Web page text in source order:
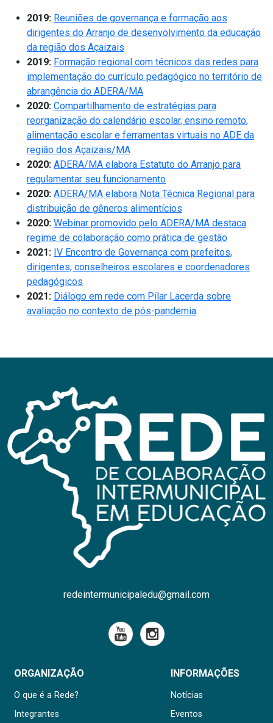
2019: Reuniões de governança e formação aos
dirigentes do Arranjo de desenvolvimento da educação
da região dos Açaizais
2019: Formação regional com técnicos das redes para
implementação do currículo pedagógico no território de
abrangência do ADERA/MA
2020: Compartilhamento de estratégias para
reorganização do calendário escolar, ensino remoto,
alimentação escolar e ferramentas virtuais no ADE da
região dos Açaizais/MA
2020: ADERA/MA elabora Estatuto do Arranjo para
regulamentar seu funcionamento
2020: ADERA/MA elabora Nota Técnica Regional para
distribuição de gêneros alimentícios
2020: Webinar promovido pelo ADERA/MA destaca
regime de colaboração como prática de gestão
2021: IV Encontro de Governança com prefeitos,
dirigentes, conselheiros escolares e coordenadores
pedagógicos
2021: Diálogo em rede com Pilar Lacerda sobre
avaliação no contexto de pós-pandemia
redeintermunicipaledu@gmail.com
ORGANIZAÇÃO
O que é a Rede?
Integrantes
INFORMAÇÕES
Notícias
Eventos